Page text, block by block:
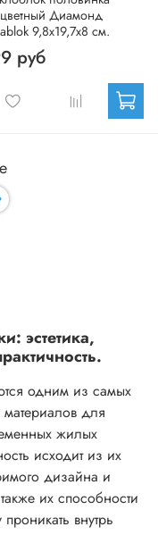
Диамонд
9,8x19,7x8 см.
руб
эстетика,
одним из самых
для
жилых
исходит из их
дизайна и
их способности
внутрь